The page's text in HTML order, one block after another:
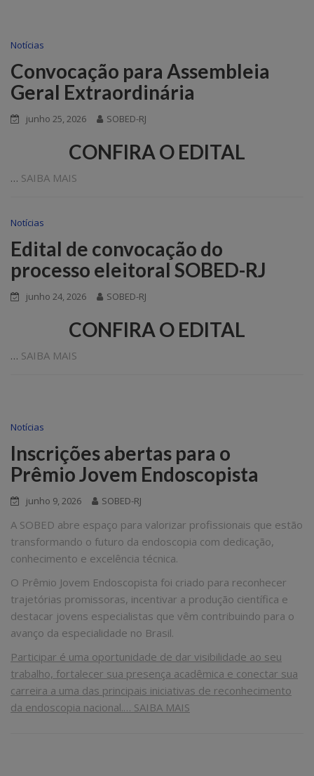
Notícias
Convocação para Assembleia
Geral Extraordinária
junho 25, 2026 SOBED-RJ
CONFIRA O EDITAL
… SAIBA MAIS
Notícias
Edital de convocação do
processo eleitoral SOBED-RJ
junho 24, 2026 SOBED-RJ
CONFIRA O EDITAL
… SAIBA MAIS
Notícias
Inscrições abertas para o
Prêmio Jovem Endoscopista
junho 9, 2026 SOBED-RJ
A SOBED abre espaço para valorizar profissionais que estão
transformando o futuro da endoscopia com dedicação,
conhecimento e excelência técnica.
O Prêmio Jovem Endoscopista foi criado para reconhecer
trajetórias promissoras, incentivar a produção científica e
destacar jovens especialistas que vêm contribuindo para o
avanço da especialidade no Brasil.
Participar é uma oportunidade de dar visibilidade ao seu
trabalho, fortalecer sua presença acadêmica e conectar sua
carreira a uma das principais iniciativas de reconhecimento
da endoscopia nacional.… SAIBA MAIS